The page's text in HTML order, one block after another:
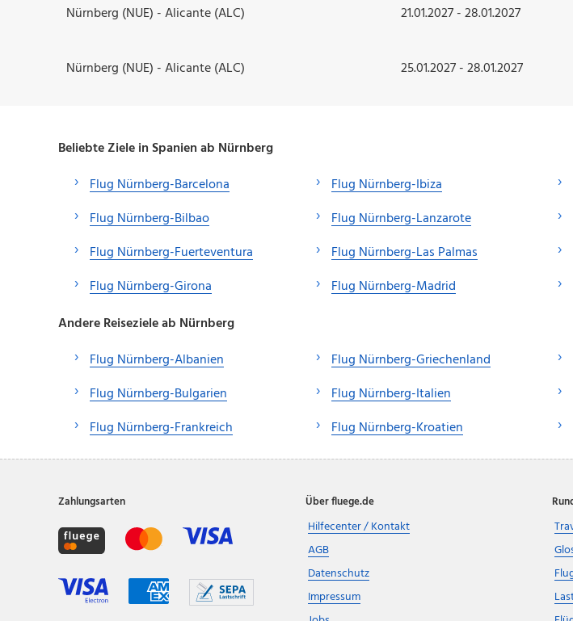
Nürnberg (NUE) - Alicante (ALC) 21.01.2027 - 28.01.2027
Nürnberg (NUE) - Alicante (ALC) 25.01.2027 - 28.01.2027
Beliebte Ziele in Spanien ab Nürnberg
Flug Nürnberg-Barcelona
Flug Nürnberg-Bilbao
Flug Nürnberg-Fuerteventura
Flug Nürnberg-Girona
Flug Nürnberg-Ibiza
Flug Nürnberg-Lanzarote
Flug Nürnberg-Las Palmas
Flug Nürnberg-Madrid
Andere Reiseziele ab Nürnberg
Flug Nürnberg-Albanien
Flug Nürnberg-Bulgarien
Flug Nürnberg-Frankreich
Flug Nürnberg-Griechenland
Flug Nürnberg-Italien
Flug Nürnberg-Kroatien